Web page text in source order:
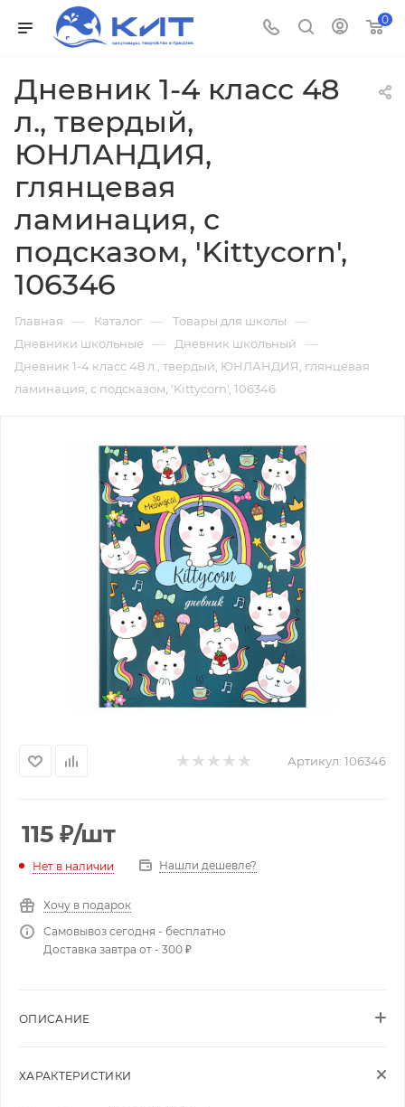
0
Дневник 1-4 класс 48
л., твердый,
ЮНЛАНДИЯ,
глянцевая
ламинация, с
подсказом, 'Kittycorn',
106346
Главная — Каталог — Товары для школы —
Дневники школьные — Дневник школьный —
Дневник 1-4 класс 48 л., твердый, ЮНЛАНДИЯ, глянцевая
ламинация, с подсказом, 'Kittycorn', 106346
Артикул: 106346
115 ₽/шт
Нет в наличии Нашли дешевле?
Хочу в подарок
Самовывоз сегодня - бесплатно
Доставка завтра от - 300 ₽
ОПИСАНИЕ
ХАРАКТЕРИСТИКИ